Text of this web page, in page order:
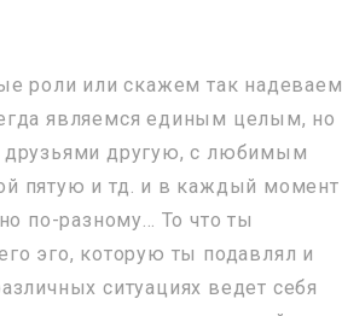
роли или скажем так надеваем
являемся единым целым, но
друзьями другую, с любимым
пятую и тд. и в каждый момент
по-разному… То что ты
эго, которую ты подавлял и
ситуациях ведет себя